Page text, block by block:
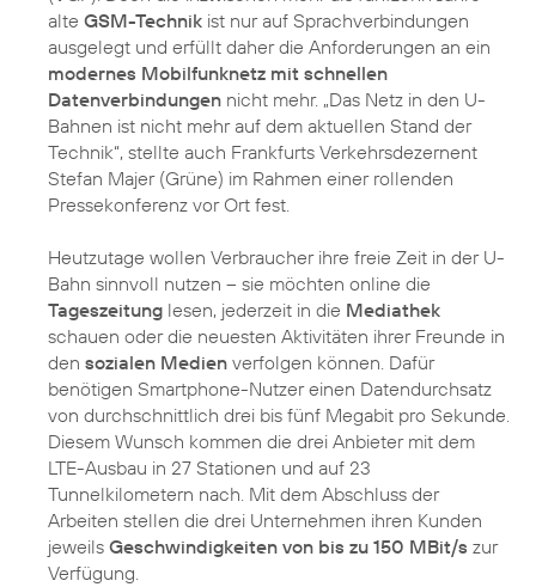
alte GSM-Technik ist nur auf Sprachverbindungen
ausgelegt und erfüllt daher die Anforderungen an ein
modernes Mobilfunknetz mit schnellen
Datenverbindungen nicht mehr. „Das Netz in den U-
Bahnen ist nicht mehr auf dem aktuellen Stand der
Technik“, stellte auch Frankfurts Verkehrsdezernent
Stefan Majer (Grüne) im Rahmen einer rollenden
Pressekonferenz vor Ort fest.
Heutzutage wollen Verbraucher ihre freie Zeit in der U-
Bahn sinnvoll nutzen – sie möchten online die
Tageszeitung lesen, jederzeit in die Mediathek
schauen oder die neuesten Aktivitäten ihrer Freunde in
den sozialen Medien verfolgen können. Dafür
benötigen Smartphone-Nutzer einen Datendurchsatz
von durchschnittlich drei bis fünf Megabit pro Sekunde.
Diesem Wunsch kommen die drei Anbieter mit dem
LTE-Ausbau in 27 Stationen und auf 23
Tunnelkilometern nach. Mit dem Abschluss der
Arbeiten stellen die drei Unternehmen ihren Kunden
jeweils Geschwindigkeiten von bis zu 150 MBit/s zur
Verfügung.